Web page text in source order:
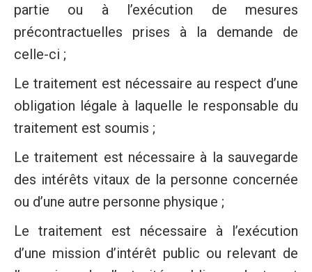
partie ou à l’exécution de mesures
précontractuelles prises à la demande de
celle-ci ;
Le traitement est nécessaire au respect d’une
obligation légale à laquelle le responsable du
traitement est soumis ;
Le traitement est nécessaire à la sauvegarde
des intérêts vitaux de la personne concernée
ou d’une autre personne physique ;
Le traitement est nécessaire à l’exécution
d’une mission d’intérêt public ou relevant de